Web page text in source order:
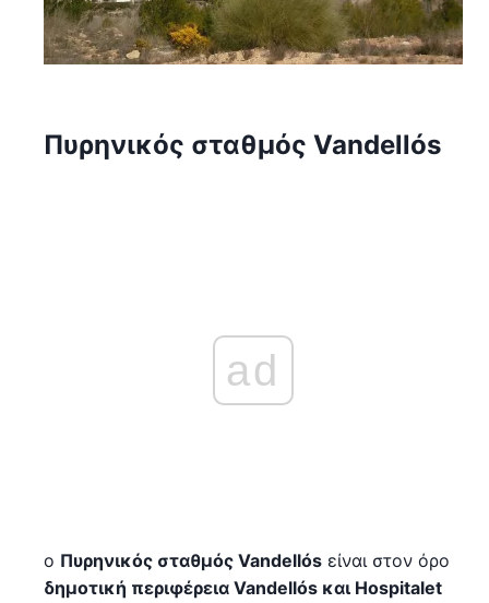
Πυρηνικός σταθμός Vandellós
ad
ο Πυρηνικός σταθμός Vandellós είναι στον όρο
δημοτική περιφέρεια Vandellós και Hospitalet